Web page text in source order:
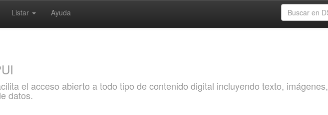
Listar Ayuda
el acceso abierto a todo tipo de contenido digital incluyendo texto, imágenes,
datos.